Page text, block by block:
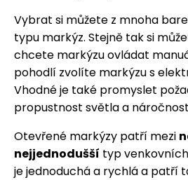
Vybrat si můžete z mnoha
typu markýz. Stejně tak si
chcete markýzu ovládat
pohodlí zvolíte markýzu s
Vhodné je také promyslet
propustnost světla a
Otevřené markýzy patří mezi
nejjednodušší typ
je jednoduchá a rychlá a patří